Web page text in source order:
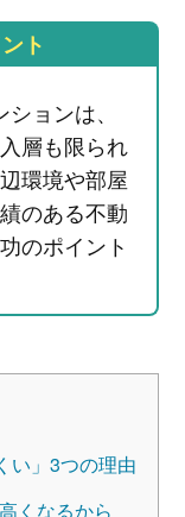
ト
ョンは、
層も限られ
環境や部屋
のある不動
のポイント
い」3つの理由
くなるから